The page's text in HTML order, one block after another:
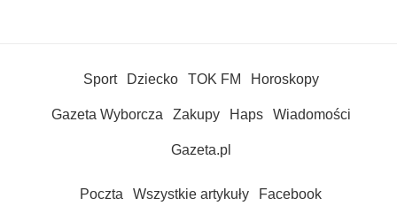
Sport Dziecko TOK FM Horoskopy
Gazeta Wyborcza Zakupy Haps Wiadomości
Gazeta.pl
Poczta Wszystkie artykuły Facebook